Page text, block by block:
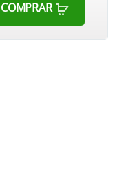
COMPRAR